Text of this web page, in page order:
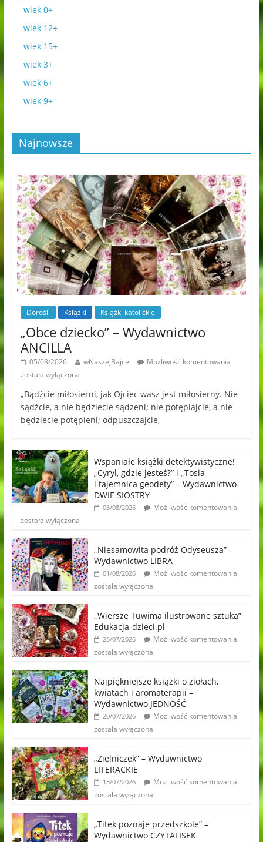
wiek 0+
wiek 12+
wiek 15+
wiek 3+
wiek 6+
wiek 9+
Najnowsze
Dorośli Książki Książki katolickie
„Obce dziecko” – Wydawnictwo
ANCILLA
05/08/2026 wNaszejBajce
Możliwość komentowania
została wyłączona
„Bądźcie miłosierni, jak Ojciec wasz jest miłosierny. Nie
sądźcie, a nie będziecie sądzeni; nie potępiajcie, a nie
będziecie potępieni; odpuszczajcie,
Wspaniałe książki detektywistyczne!
„Cyryl, gdzie jesteś?” i „Tosia
i tajemnica geodety” – Wydawnictwo
DWIE SIOSTRY
03/08/2026
Możliwość komentowania
została wyłączona
„Niesamowita podróż Odyseusza” –
Wydawnictwo LIBRA
01/08/2026
Możliwość komentowania
została wyłączona
„Wiersze Tuwima ilustrowane sztuką”
Edukacja-dzieci.pl
28/07/2026
Możliwość komentowania
została wyłączona
Najpiękniejsze książki o ziołach,
kwiatach i aromaterapii –
Wydawnictwo JEDNOŚĆ
20/07/2026
Możliwość komentowania
została wyłączona
„Zielniczek” – Wydawnictwo
LITERACKIE
18/07/2026
Możliwość komentowania
została wyłączona
„Titek poznaje przedszkole” –
Wydawnictwo CZYTALISEK